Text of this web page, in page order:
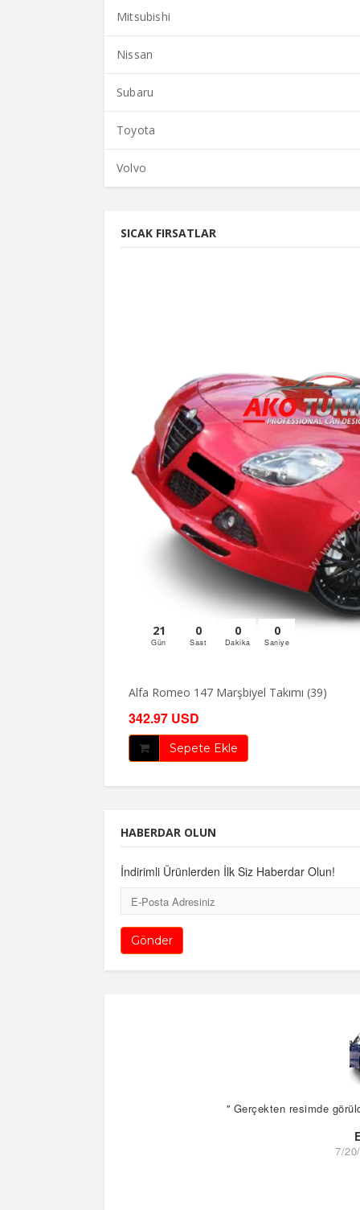
Mitsubishi
Nissan
Subaru
Toyota
Volvo
SICAK FIRSATLAR
21
Gün
0
Saat
0
Dakika
0
Saniye
Alfa Romeo 147 Marşbiyel Takımı (39)
342.97 USD
Sepete Ekle
HABERDAR OLUN
İndirimli Ürünlerden İlk Siz Haberdar Olun!
Posta
Gönder
"Gerçekten resimde
7/